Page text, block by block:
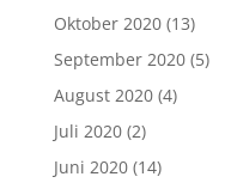
Oktober 2020(13)
September 2020(5)
August 2020(4)
Juli 2020(2)
Juni 2020(14)